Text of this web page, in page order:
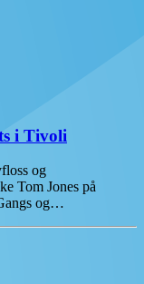
i Tivoli
og
Tom Jones på
og…